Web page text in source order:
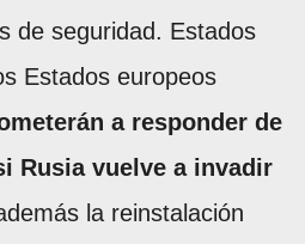
de seguridad. Estados
Estados europeos
a responder de
Rusia vuelve a invadir
la reinstalación